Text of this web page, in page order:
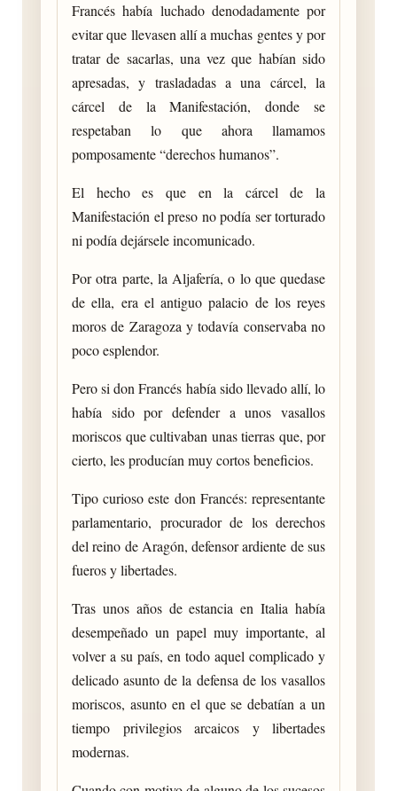
Francés había luchado denodadamente por
evitar que llevasen allí a muchas gentes y por
tratar de sacarlas, una vez que habían sido
apresadas, y trasladadas a una cárcel, la
cárcel de la Manifestación, donde se
respetaban lo que ahora llamamos
pomposamente “derechos humanos”.
El hecho es que en la cárcel de la
Manifestación el preso no podía ser torturado
ni podía dejársele incomunicado.
Por otra parte, la Aljafería, o lo que quedase
de ella, era el antiguo palacio de los reyes
moros de Zaragoza y todavía conservaba no
poco esplendor.
Pero si don Francés había sido llevado allí, lo
había sido por defender a unos vasallos
moriscos que cultivaban unas tierras que, por
cierto, les producían muy cortos beneficios.
Tipo curioso este don Francés: representante
parlamentario, procurador de los derechos
del reino de Aragón, defensor ardiente de sus
fueros y libertades.
Tras unos años de estancia en Italia había
desempeñado un papel muy importante, al
volver a su país, en todo aquel complicado y
delicado asunto de la defensa de los vasallos
moriscos, asunto en el que se debatían a un
tiempo privilegios arcaicos y libertades
modernas.